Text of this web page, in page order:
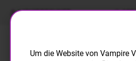
LIQUIDRECHNER 100
Um die Website von Vampire